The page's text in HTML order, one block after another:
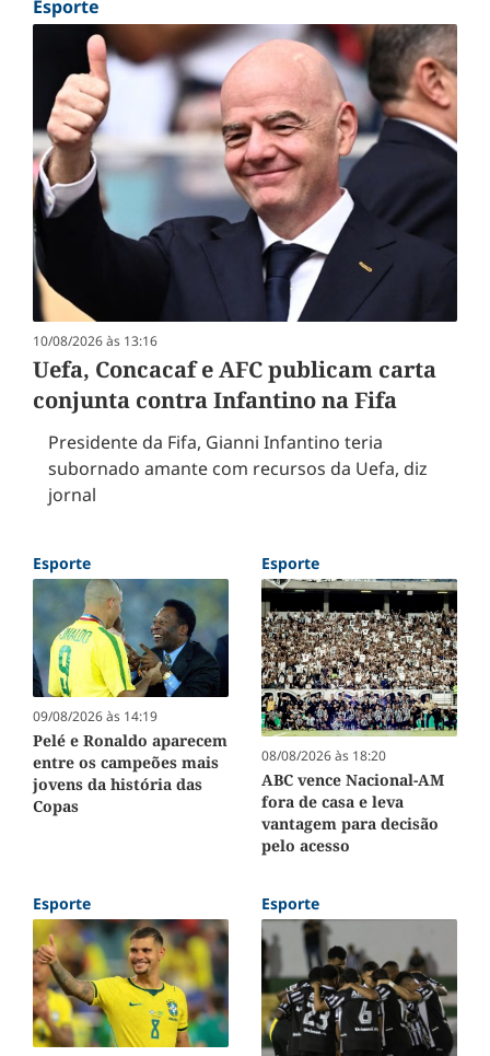
Esporte
10/08/2026 às 13:16
Uefa, Concacaf e AFC publicam carta
conjunta contra Infantino na Fifa
Presidente da Fifa, Gianni Infantino teria
subornado amante com recursos da Uefa, diz
jornal
Esporte
09/08/2026 às 14:19
Pelé e Ronaldo aparecem
entre os campeões mais
jovens da história das
Copas
Esporte
08/08/2026 às 18:20
ABC vence Nacional-AM
fora de casa e leva
vantagem para decisão
pelo acesso
Esporte Esporte